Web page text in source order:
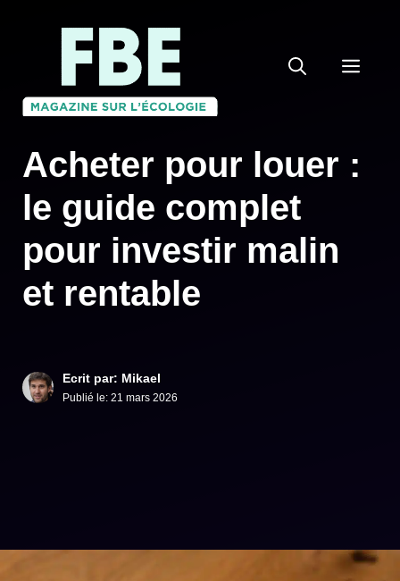
Acheter pour louer :
le guide complet
pour investir malin
et rentable
Ecrit par: Mikael
Publié le: 21 mars 2026